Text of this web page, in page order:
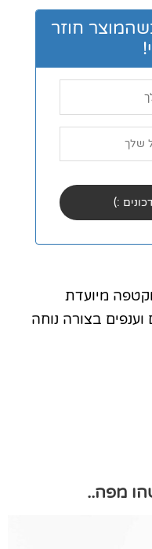
חוזר
מיועדת
בצורה נוחה
מפה..